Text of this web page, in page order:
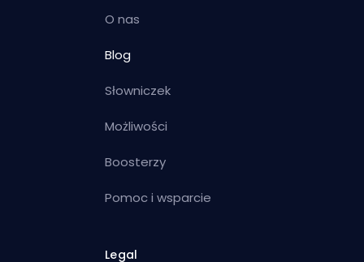
O nas
Blog
Słowniczek
Możliwości
Boosterzy
Pomoc i wsparcie
Legal